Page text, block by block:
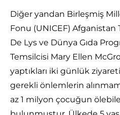
Diğer yandan Birleşmiş
Fonu (UNICEF)
De Lys ve Dünya Gıda
Temsilcisi Mary Ellen
yaptıkları iki günlük
gerekli önlemlerin
az 1 milyon çocuğun